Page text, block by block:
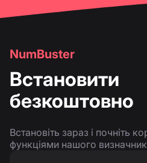
NumBuster
Встановити
безкоштовно
Встановіть зараз і почніть
функціями нашого